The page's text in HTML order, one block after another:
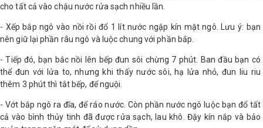
cho tất cả vào chậu nước rửa sạch nhiều lần.
- Xếp bắp ngô vào nồi rồi đổ 1 lít nước ngập kín mặt ngô. Lưu ý: bạn
nên giữ lại phần râu ngô và luộc chung với phần bắp.
- Tiếp đó, bạn bắc nồi lên bếp đun sôi chừng 7 phút. Ban đầu bạn có
thể đun với lửa to, nhưng khi thấy nước sôi, hạ lửa nhỏ, đun liu riu
thêm 3 phút thì tắt bếp, để nguội.
- Vớt bắp ngô ra đĩa, để ráo nước. Còn phần nước ngô luộc bạn đổ tất
cả vào bình thủy tinh đã được rửa sạch, lau khô. Đậy kín nắp và bảo